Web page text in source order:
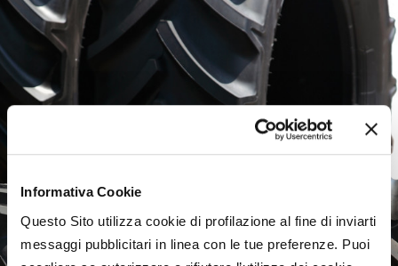
Informativa Cookie
Questo Sito utilizza cookie di profilazione al fine di inviarti
messaggi pubblicitari in linea con le tue preferenze. Puoi